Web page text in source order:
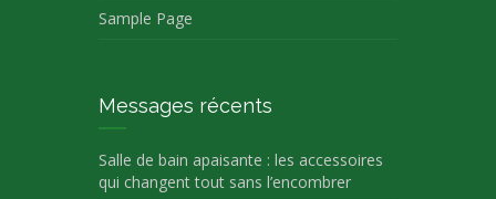
Sample Page
Messages récents
Salle de bain apaisante : les accessoires
qui changent tout sans l’encombrer